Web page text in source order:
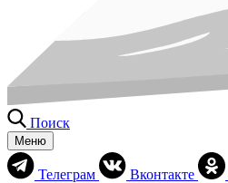
Поиск
Меню
Телеграм Вконтакте